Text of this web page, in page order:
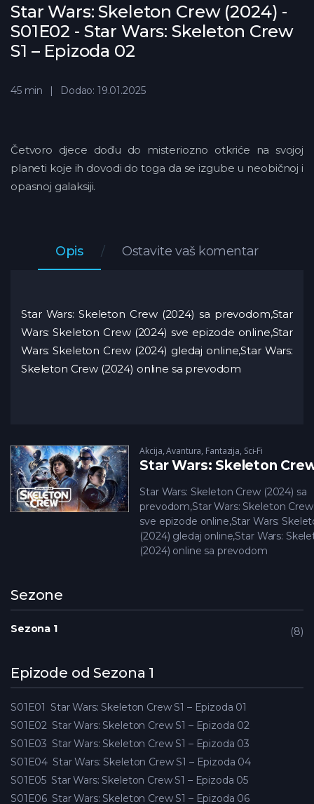
Star Wars: Skeleton Crew (2024) -
S01E02 - Star Wars: Skeleton Crew
S1 – Epizoda 02
45 min Dodao: 19.01.2025
Četvoro djece dođu do misteriozno otkriće na svojoj
planeti koje ih dovodi do toga da se izgube u neobičnoj i
opasnoj galaksiji.
Opis Ostavite vaš komentar
Star Wars: Skeleton Crew (2024) sa prevodom,Star
Wars: Skeleton Crew (2024) sve epizode online,Star
Wars: Skeleton Crew (2024) gledaj online,Star Wars:
Skeleton Crew (2024) online sa prevodom
Akcija,Avantura, Fantazija, Sci-Fi
Star Wars: Skeleton
Star Wars: Skeleton Crew (2024) sa
prevodom,Star Wars: Skeleton
sve epizode online,Star Wars:
(2024) gledaj online,Star Wars:
(2024) online sa prevodom
Sezone
Sezona 1 8
Epizode od Sezona 1
S01E01 Star Wars: Skeleton Crew S1 – Epizoda 01
S01E02 Star Wars: Skeleton Crew S1 – Epizoda 02
S01E03 Star Wars: Skeleton Crew S1 – Epizoda 03
S01E04 Star Wars: Skeleton Crew S1 – Epizoda 04
S01E05 Star Wars: Skeleton Crew S1 – Epizoda 05
S01E06 Star Wars: Skeleton Crew S1 – Epizoda 06